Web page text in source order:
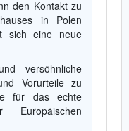
den Kontakt zu
in Polen
sich eine neue
versöhnliche
Vorurteile zu
für das echte
Europäischen